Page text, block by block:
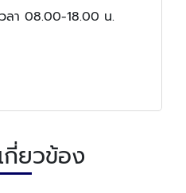
ลา 08.00-18.00 น.
กี่ยวข้อง